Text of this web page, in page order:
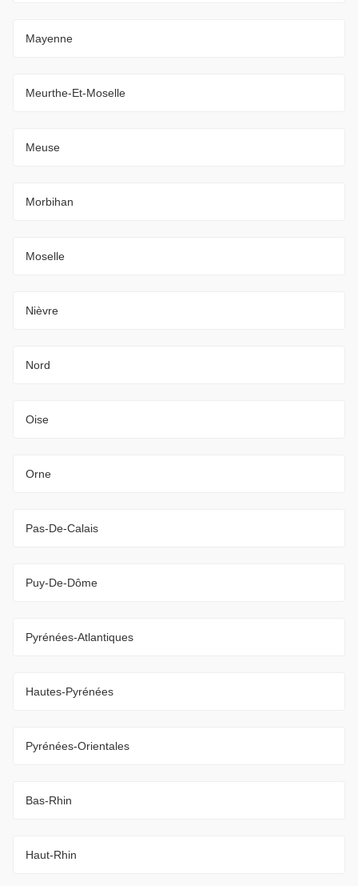
Mayenne
Meurthe-Et-Moselle
Meuse
Morbihan
Moselle
Nièvre
Nord
Oise
Orne
Pas-De-Calais
Puy-De-Dôme
Pyrénées-Atlantiques
Hautes-Pyrénées
Pyrénées-Orientales
Bas-Rhin
Haut-Rhin